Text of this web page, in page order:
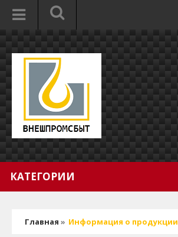
КАТЕГОРИИ
Главная » Информация о продукции